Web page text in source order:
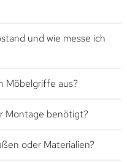
und wie messe ich
Möbelgriffe aus?
Montage benötigt?
oder Materialien?